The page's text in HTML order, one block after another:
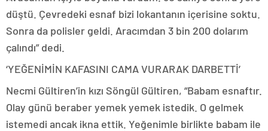
düştü. Çevredeki esnaf bizi lokantanın içerisine soktu.
Sonra da polisler geldi. Aracımdan 3 bin 200 dolarım
çalındı” dedi.
‘YEĞENİMİN KAFASINI CAMA VURARAK DARBETTİ’
Necmi Gültiren’in kızı Söngül Gültiren, “Babam esnaftır.
Olay günü beraber yemek yemek istedik. O gelmek
istemedi ancak ikna ettik. Yeğenimle birlikte babam ile